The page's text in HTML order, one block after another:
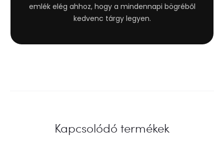
emlék elég ahhoz, hogy a mindennapi bögréből
kedvenc tárgy legyen.
Kapcsolódó termékek